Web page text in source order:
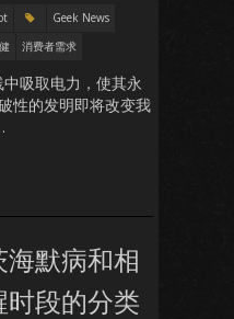
Geek News
消费者需求
吸取电力，使其永
性的发明即将改变我
海默病和相
时段的分类